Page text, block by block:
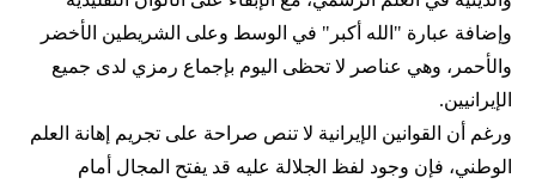
وإضافة عبارة "الله أكبر" في الوسط وعلى الشريطين الأخضر
والأحمر، وهي عناصر لا تحظى اليوم بإجماع رمزي لدى جميع
الإيرانيين.
ورغم أن القوانين الإيرانية لا تنص صراحة على تجريم إهانة العلم
الوطني، فإن وجود لفظ الجلالة عليه قد يفتح المجال أمام